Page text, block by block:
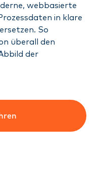
webbasierte
in klare
So
überall den
der